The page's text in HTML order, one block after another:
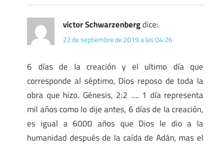
victor Schwarzenbergdice:
22 de septiembre de 2019 a las 04:26
6 días de la creación y el ultimo día que
corresponde al séptimo, Dios reposo de toda la
obra que hizo. Génesis, 2:2 …. 1 día representa
mil años como lo dije antes, 6 días de la creación,
es igual a 6000 años que Dios le dio a la
humanidad después de la caída de Adán, mas el